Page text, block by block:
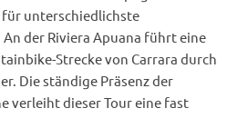
unterschiedlichste
der Riviera Apuana führt eine
Strecke von Carrara durch
Die ständige Präsenz der
verleiht dieser Tour eine fast